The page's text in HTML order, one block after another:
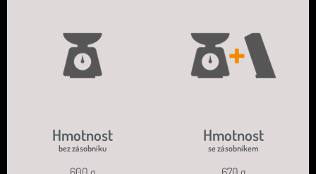
Hmotnost
bez zásobníku
Hmotnost
se zásobníkem